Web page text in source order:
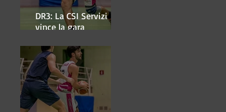
DR3: La CSI Servizi
vince la gara